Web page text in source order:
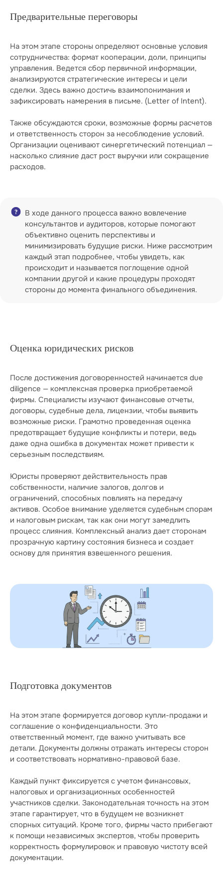
Предварительные переговоры
На этом этапе стороны определяют основные условия
сотрудничества: формат кооперации, доли, принципы
управления. Ведется сбор первичной информации,
анализируются стратегические интересы и цели
сделки. Здесь важно достичь взаимопонимания и
зафиксировать намерения в письме. (Letter of Intent).
Также обсуждаются сроки, возможные формы расчетов
и ответственность сторон за несоблюдение условий.
Организации оценивают синергетический потенциал —
насколько слияние даст рост выручки или сокращение
расходов.
В ходе данного процесса важно вовлечение
консультантов и аудиторов, которые помогают
объективно оценить перспективы и
минимизировать будущие риски. Ниже рассмотрим
каждый этап подробнее, чтобы увидеть, как
происходит и называется поглощение одной
компании другой и какие процедуры проходят
стороны до момента финального объединения.
Оценка юридических рисков
После достижения договоренностей начинается due
diligence — комплексная проверка приобретаемой
фирмы. Специалисты изучают финансовые отчеты,
договоры, судебные дела, лицензии, чтобы выявить
возможные риски. Грамотно проведенная оценка
предотвращает будущие конфликты и потери, ведь
даже одна ошибка в документах может привести к
серьезным последствиям.
Юристы проверяют действительность прав
собственности, наличие залогов, долгов и
ограничений, способных повлиять на передачу
активов. Особое внимание уделяется судебным спорам
и налоговым рискам, так как они могут замедлить
процесс слияния. Комплексный анализ дает сторонам
прозрачную картину состояния бизнеса и создает
основу для принятия взвешенного решения.
Подготовка документов
На этом этапе формируется договор купли-продажи и
соглашение о конфиденциальности. Это
ответственный момент, где важно учитывать все
детали. Документы должны отражать интересы сторон
и соответствовать нормативно-правовой базе.
Каждый пункт фиксируется с учетом финансовых,
налоговых и организационных особенностей
участников сделки. Законодательная точность на этом
этапе гарантирует, что в будущем не возникнет
спорных ситуаций. Кроме того, фирмы часто прибегают
к помощи независимых экспертов, чтобы проверить
корректность формулировок и правовую чистоту всей
документации.